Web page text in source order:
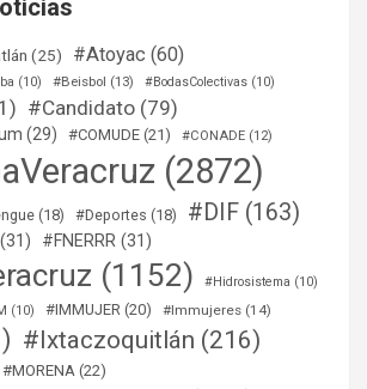
(25) #Atoyac (60)
(10) #Beisbol (13) #BodasColectivas (10)
#Candidato (79)
(29) #COMUDE (21) #CONADE (12)
(2872)
(18) #Deportes (18) #DIF (163)
(31) #FNERRR (31)
(1152) #Hidrosistema (10)
(10) #IMMUJER (20) #Immujeres (14)
#Ixtaczoquitlán (216)
#MORENA (22)